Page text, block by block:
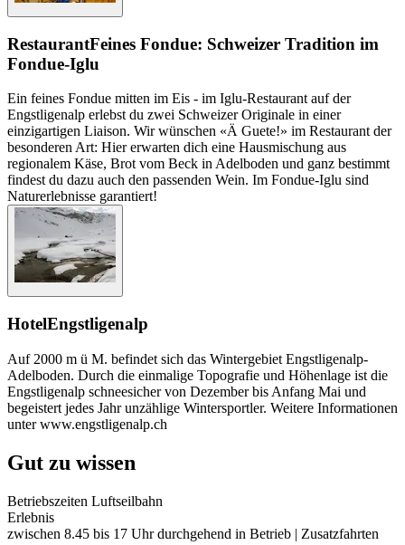
RestaurantFeines Fondue: Schweizer Tradition im
Fondue-Iglu
Ein feines Fondue mitten im Eis - im Iglu-Restaurant auf der
Engstligenalp erlebst du zwei Schweizer Originale in einer
einzigartigen Liaison. Wir wünschen «Ä Guete!» im Restaurant der
besonderen Art: Hier erwarten dich eine Hausmischung aus
regionalem Käse, Brot vom Beck in Adelboden und ganz bestimmt
findest du dazu auch den passenden Wein. Im Fondue-Iglu sind
Naturerlebnisse garantiert!
HotelEngstligenalp
Auf 2000 m ü M. befindet sich das Wintergebiet Engstligenalp-
Adelboden. Durch die einmalige Topografie und Höhenlage ist die
Engstligenalp schneesicher von Dezember bis Anfang Mai und
begeistert jedes Jahr unzählige Wintersportler. Weitere Informationen
unter www.engstligenalp.ch
Gut zu wissen
Betriebszeiten Luftseilbahn
Erlebnis
zwischen 8.45 bis 17 Uhr durchgehend in Betrieb | Zusatzfahrten